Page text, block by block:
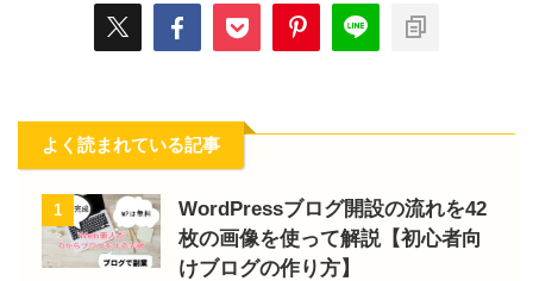
よく読まれている記事
1
WordPressブログ開設の流れを42
枚の画像を使って解説【初心者向
けブログの作り方】